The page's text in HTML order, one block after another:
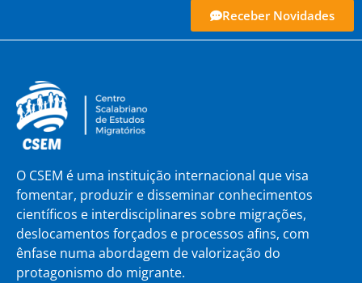
Receber Novidades
O CSEM é uma instituição internacional que visa
fomentar, produzir e disseminar conhecimentos
científicos e interdisciplinares sobre migrações,
deslocamentos forçados e processos afins, com
ênfase numa abordagem de valorização do
protagonismo do migrante.